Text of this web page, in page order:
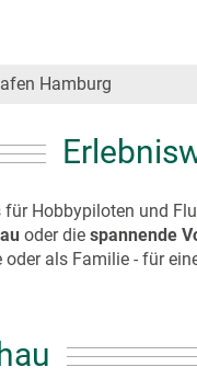
Hamburg
Hobbypiloten und
oder die spannende
als Familie - für